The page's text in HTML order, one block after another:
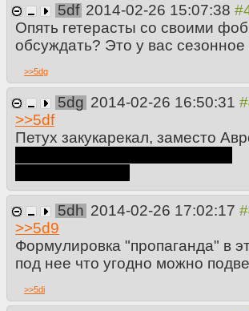
5df 2014-02-26 15:07:38
Опять гетерасты со своими
обсуждать? Это у вас сезонное
>>5dg
5dg 2014-02-26 16:50:31
>>5df
Петух закукарекал, заместо
5dh 2014-02-26 17:02:17
>>5d9
Формулировка "пропаганда" в
под нее что угодно можно
>>5di